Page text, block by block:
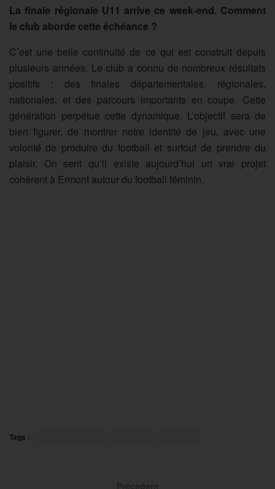
La finale régionale U11 arrive ce week-end. Comment
le club aborde cette échéance ?
C’est une belle continuité de ce qui est construit depuis
plusieurs années. Le club a connu de nombreux résultats
positifs : des finales départementales, régionales,
nationales, et des parcours importants en coupe. Cette
génération perpétue cette dynamique. L’objectif sera de
bien figurer, de montrer notre identité de jeu, avec une
volonté de produire du football et surtout de prendre du
plaisir. On sent qu’il existe aujourd’hui un vrai projet
cohérent à Ermont autour du football féminin.
Tags :